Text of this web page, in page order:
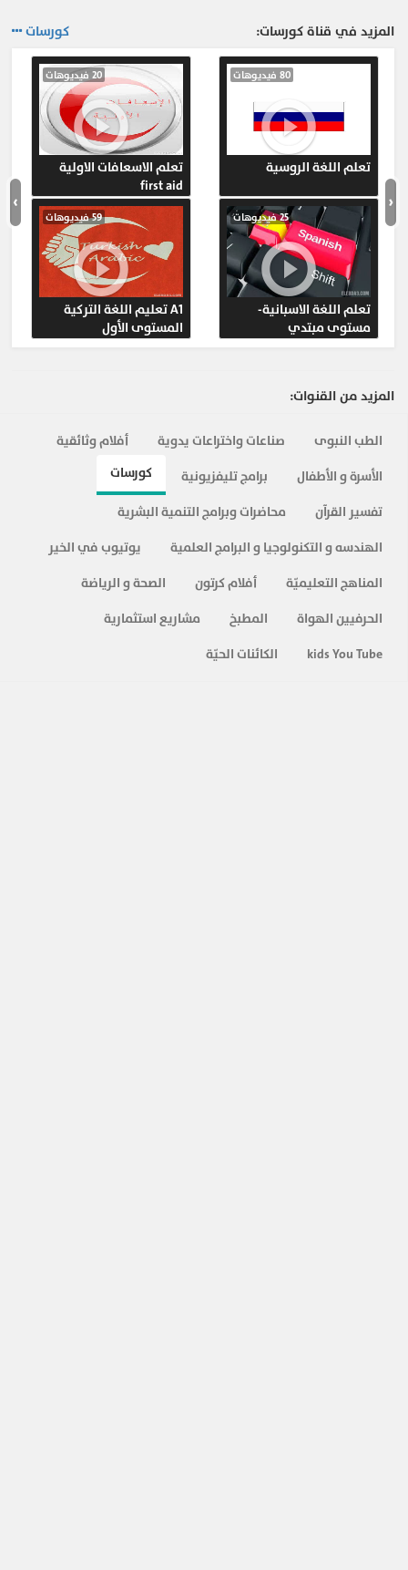
المزيد في قناة كورسات: كورسات
تعلم اللغة الروسية
80 فيديوهات
تعلم الاسعافات الاولية
first aid
20 فيديوهات
تعلم اللغة الاسبانية-
مستوى مبتدي
25 فيديوهات
A1 تعليم اللغة التركية
المستوى الأول
59 فيديوهات ‹
›
المزيد من القنوات:
الطب النبوى صناعات واختراعات يدوية
أفلام وثائقية
الأسرة و الأطفال
برامج تليفزيونية
كورسات
تفسير القرآن
محاضرات وبرامج التنمية البشرية
الهندسه و التكنولوجيا و البرامج العلمية
يوتيوب في الخير
المناهج التعليميّة
أفلام كرتون
الصحة و الرياضة
الحرفيين الهواة
المطبخ
مشاريع استثمارية
kids You Tube
الكائنات الحيّة